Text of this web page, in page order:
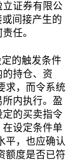
证券有限公
间接产生的
任。
的触发条件
持仓、资
求，而令系统
内执行。盈
的买卖指令
设定条件单
平，也应确认
额度是否已符